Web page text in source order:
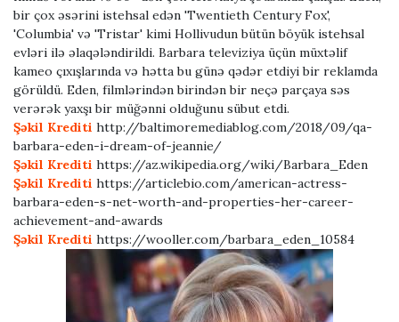
bir çox əsərini istehsal edən 'Twentieth Century Fox',
'Columbia' və 'Tristar' kimi Hollivudun bütün böyük istehsal
evləri ilə əlaqələndirildi. Barbara televiziya üçün müxtəlif
kameo çıxışlarında və hətta bu günə qədər etdiyi bir reklamda
görüldü. Eden, filmlərindən birindən bir neçə parçaya səs
verərək yaxşı bir müğənni olduğunu sübut etdi.
Şəkil Krediti http://baltimoremediablog.com/2018/09/qa-
barbara-eden-i-dream-of-jeannie/
Şəkil Krediti https://az.wikipedia.org/wiki/Barbara_Eden
Şəkil Krediti https://articlebio.com/american-actress-
barbara-eden-s-net-worth-and-properties-her-career-
achievement-and-awards
Şəkil Krediti https://wooller.com/barbara_eden_10584